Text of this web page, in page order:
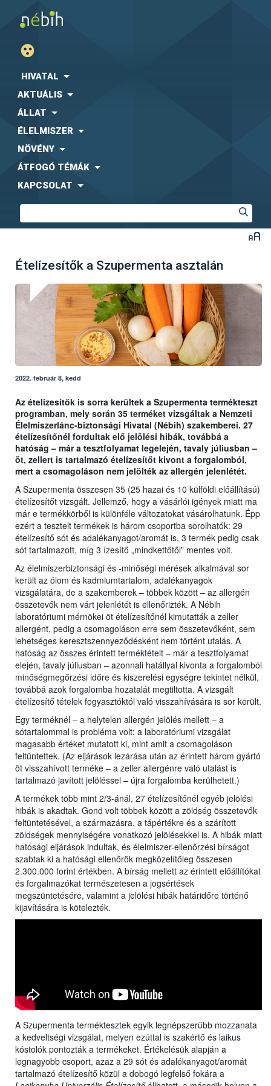
HIVATAL
AKTUÁLIS
ÁLLAT
ÉLELMISZER
NÖVÉNY
ÁTFOGÓ TÉMÁK
KAPCSOLAT
Ételízesítők a Szupermenta asztalán
2022. február 8, kedd
Az ételízesítők is sorra kerültek a Szupermenta termékteszt
programban, mely során 35 terméket vizsgáltak a Nemzeti
Élelmiszerlánc-biztonsági Hivatal (Nébih) szakemberei. 27
ételízesítőnél fordultak elő jelölési hibák, továbbá a
hatóság – már a tesztfolyamat legelején, tavaly júliusban –
öt, zellert is tartalmazó ételízesítőt kivont a forgalomból,
mert a csomagoláson nem jelölték az allergén jelenlétét.
A Szupermenta összesen 35 (25 hazai és 10 külföldi előállítású)
ételízesítőt vizsgált. Jellemző, hogy a vásárlói igények miatt ma
már e termékkörből is különféle változatokat vásárolhatunk. Épp
ezért a tesztelt termékek is három csoportba sorolhatók: 29
ételízesítő sót és adalékanyagot/aromát is, 3 termék pedig csak
sót tartalmazott, míg 3 ízesítő „mindkettőtől” mentes volt.
Az élelmiszerbiztonsági és -minőségi mérések alkalmával sor
került az ólom és kadmiumtartalom, adalékanyagok
vizsgálatára, de a szakemberek – többek között – az allergén
összetevők nem várt jelenlétét is ellenőrizték. A Nébih
laboratóriumi mérnökei öt ételízesítőnél kimutatták a zeller
allergént, pedig a csomagoláson erre sem összetevőként, sem
lehetséges keresztszennyeződésként nem történt utalás. A
hatóság az összes érintett terméktételt – már a tesztfolyamat
elején, tavaly júliusban – azonnali hatállyal kivonta a forgalomból
minőségmegőrzési időre és kiszerelési egységre tekintet nélkül,
továbbá azok forgalomba hozatalát megtiltotta. A vizsgált
ételízesítő tételek fogyasztóktól való visszahívására is sor került.
Egy terméknél – a helytelen allergén jelölés mellett – a
sótartalommal is probléma volt: a laboratóriumi vizsgálat
magasabb értéket mutatott ki, mint amit a csomagoláson
feltüntettek. (Az eljárások lezárása után az érintett három gyártó
öt visszahívott terméke – a zeller allergénre való utalást is
tartalmazó javított jelöléssel – újra forgalomba kerülhetett.)
A termékek több mint 2/3-ánál, 27 ételízesítőnél egyéb jelölési
hibák is akadtak. Gond volt többek között a zöldség összetevők
feltüntetésével, a származásra, a tápértékre és a szárított
zöldségek mennyiségére vonatkozó jelölésekkel is. A hibák miatt
hatósági eljárások indultak, és élelmiszer-ellenőrzési bírságot
szabtak ki a hatósági ellenőrök megközelítőleg összesen
2.300.000 forint értékben. A bírság mellett az érintett előállítókat
és forgalmazókat természetesen a jogsértések
megszüntetésére, valamint a jelölési hibák határidőre történő
kijavítására is kötelezték.
A Szupermenta terméktesztek egyik legnépszerűbb mozzanata
a kedveltségi vizsgálat, melyen ezúttal is szakértő és laikus
kóstolók pontozták a termékeket. Értékelésük alapján a
legnagyobb csoport, azaz a 29 sót és adalékanyagot/aromát
tartalmazó ételízesítő közül a dobogó legfelső fokára a